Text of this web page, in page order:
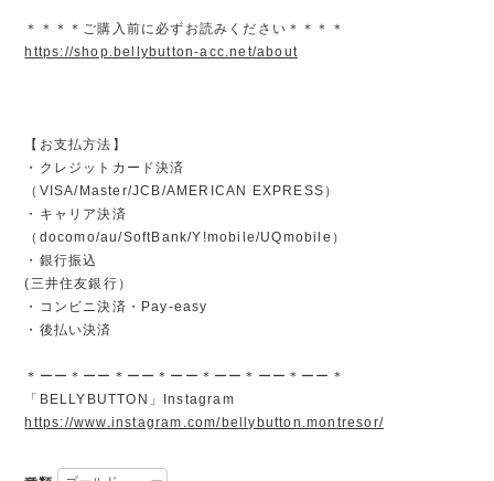
＊＊＊＊ご購入前に必ずお読みください＊＊＊＊
https://shop.bellybutton-acc.net/about
【お支払方法】
・クレジットカード決済
（VISA/Master/JCB/AMERICAN EXPRESS）
・キャリア決済
（docomo/au/SoftBank/Y!mobile/UQmobile）
・銀行振込
(三井住友銀行）
・コンビニ決済・Pay-easy
・後払い決済
＊ーー＊ーー＊ーー＊ーー＊ーー＊ーー＊ーー＊
「BELLYBUTTON」Instagram
https://www.instagram.com/bellybutton.montresor/